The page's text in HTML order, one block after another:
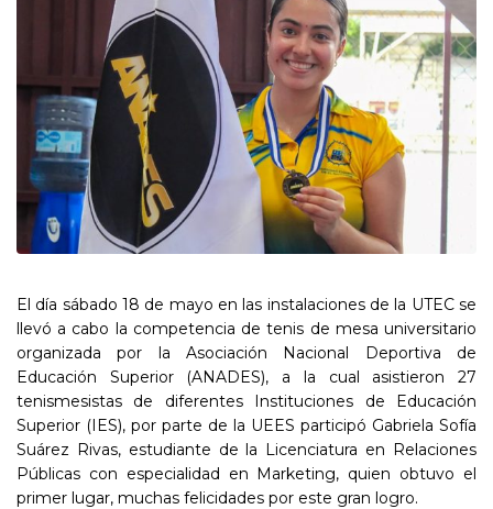
El día sábado 18 de mayo en las instalaciones de la UTEC se
llevó a cabo la competencia de tenis de mesa universitario
organizada por la Asociación Nacional Deportiva de
Educación Superior (ANADES), a la cual asistieron 27
tenismesistas de diferentes Instituciones de Educación
Superior (IES), por parte de la UEES participó Gabriela Sofía
Suárez Rivas, estudiante de la Licenciatura en Relaciones
Públicas con especialidad en Marketing, quien obtuvo el
primer lugar, muchas felicidades por este gran logro.